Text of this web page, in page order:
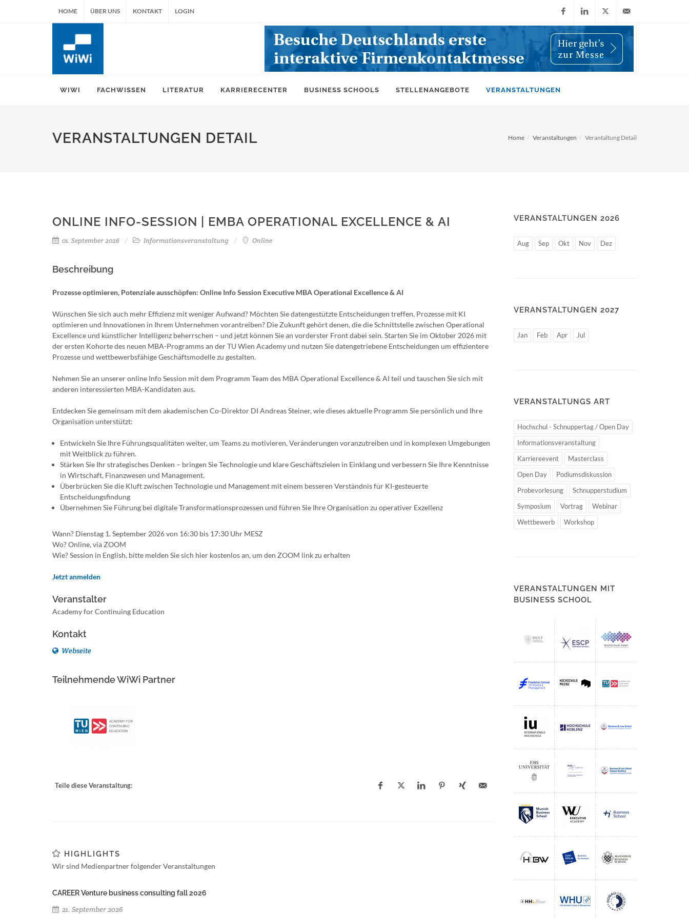
HOME ÜBER UNS KONTAKT LOGIN
FacebookLinkedIn
X
(Twitter)
info@wiwi-
WIWI FACHWISSEN LITERATUR KARRIERECENTER BUSINESS SCHOOLS STELLENANGEBOTE VERANSTALTUNGEN
VERANSTALTUNGEN DETAIL Home Veranstaltungen Verantaltung Detail
ONLINE INFO-SESSION | EMBA OPERATIONAL EXCELLENCE & AI
01. September 2026 Informationsveranstaltung Online
Beschreibung
Prozesse optimieren, Potenziale ausschöpfen: Online Info Session Executive MBA Operational Excellence & AI
Wünschen Sie sich auch mehr Effizienz mit weniger Aufwand? Möchten Sie datengestützte Entscheidungen treffen, Prozesse mit KI
optimieren und Innovationen in Ihrem Unternehmen vorantreiben? Die Zukunft gehört denen, die die Schnittstelle zwischen Operational
Excellence und künstlicher Intelligenz beherrschen – und jetzt können Sie an vorderster Front dabei sein. Starten Sie im Oktober 2026 mit
der ersten Kohorte des neuen MBA-Programms an der TU Wien Academy und nutzen Sie datengetriebene Entscheidungen um effizientere
Prozesse und wettbewerbsfähige Geschäftsmodelle zu gestalten.
Nehmen Sie an unserer online Info Session mit dem Programm Team des MBA Operational Excellence & AI teil und tauschen Sie sich mit
anderen interessierten MBA-Kandidaten aus.
Entdecken Sie gemeinsam mit dem akademischen Co-Direktor DI Andreas Steiner, wie dieses aktuelle Programm Sie persönlich und Ihre
Organisation unterstützt:
Entwickeln Sie Ihre Führungsqualitäten weiter, um Teams zu motivieren, Veränderungen voranzutreiben und in komplexen Umgebungen
mit Weitblick zu führen.
Stärken Sie Ihr strategisches Denken – bringen Sie Technologie und klare Geschäftszielen in Einklang und verbessern Sie Ihre Kenntnisse
in Wirtschaft, Finanzwesen und Management.
Überbrücken Sie die Kluft zwischen Technologie und Management mit einem besseren Verständnis für KI-gesteuerte
Entscheidungsfindung
Übernehmen Sie Führung bei digitale Transformationsprozessen und führen Sie Ihre Organisation zu operativer Exzellenz
Wann? Dienstag 1. September 2026 von 16:30 bis 17:30 Uhr MESZ
Wo? Online, via ZOOM
Wie? Session in English, bitte melden Sie sich hier kostenlos an, um den ZOOM link zu erhalten
Jetzt anmelden
Veranstalter
Academy for Continuing Education
Kontakt
Webseite
Teilnehmende WiWi Partner
Teile diese Veranstaltung:
HIGHLIGHTS
Wir sind Medienpartner folgender Veranstaltungen
CAREER Venture business consulting fall 2026
21. September 2026
VERANSTALTUNGEN 2026
Aug Sep Okt Nov Dez
VERANSTALTUNGEN 2027
Jan Feb Apr Jul
VERANSTALTUNGS ART
Hochschul - Schnuppertag / Open Day
Informationsveranstaltung
Karriereevent
Masterclass
Open Day
Podiumsdiskussion
Probevorlesung
Schnupperstudium
Symposium
Vortrag
Webinar
Wettbewerb
Workshop
VERANSTALTUNGEN MIT
BUSINESS SCHOOL